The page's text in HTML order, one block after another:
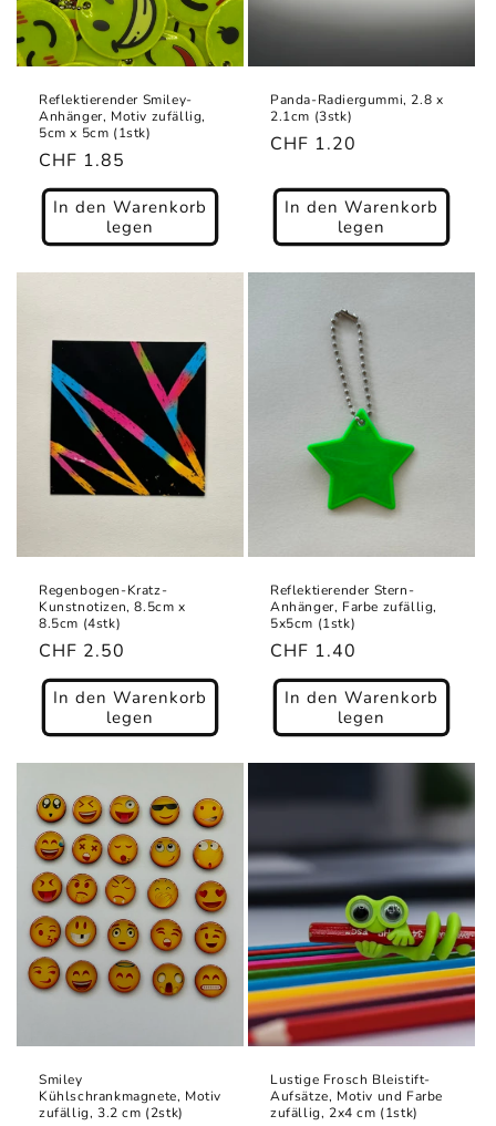
Reflektierender Smiley-
Anhänger, Motiv zufällig,
5cm x 5cm (1stk)
Normaler
Preis
CHF 1.85
In den Warenkorb
legen
Panda-Radiergummi, 2.8 x
2.1cm (3stk)
Normaler
CHF 1.20
In den Warenkorb
legen
Regenbogen-Kratz-
Kunstnotizen, 8.5cm x
8.5cm (4stk)
Normaler
Preis
CHF 2.50
In den Warenkorb
legen
Reflektierender Stern-
Anhänger, Farbe zufällig,
5x5cm (1stk)
Normaler
Preis
CHF 1.40
In den Warenkorb
legen
Smiley
Kühlschrankmagnete, Motiv
zufällig, 3.2 cm (2stk)
Lustige Frosch Bleistift-
Aufsätze, Motiv und Farbe
zufällig, 2x4 cm (1stk)